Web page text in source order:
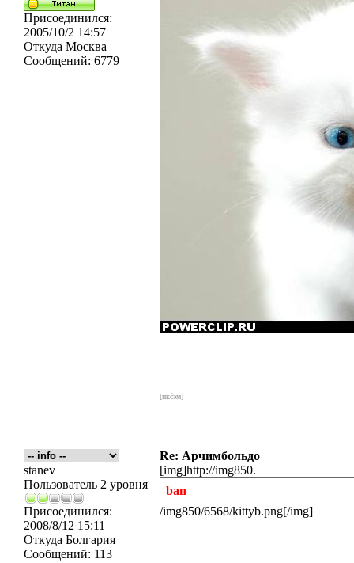
Присоединился:
2005/10/2 14:57
Откуда Москва
Сообщений: 6779
[икс́эм]
Re: Арчимбольдо
stanev
Пользователь 2 уровня
Присоединился:
2008/8/12 15:11
Откуда Болгария
Сообщений: 113
[img]http://img850.
ban
/img850/6568/kittyb.png[/img]